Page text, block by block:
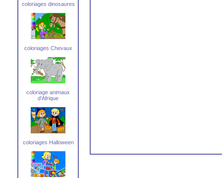
coloriages dinosaures
coloriages Chevaux
coloriage animaux
d'Afrique
coloriages Halloween